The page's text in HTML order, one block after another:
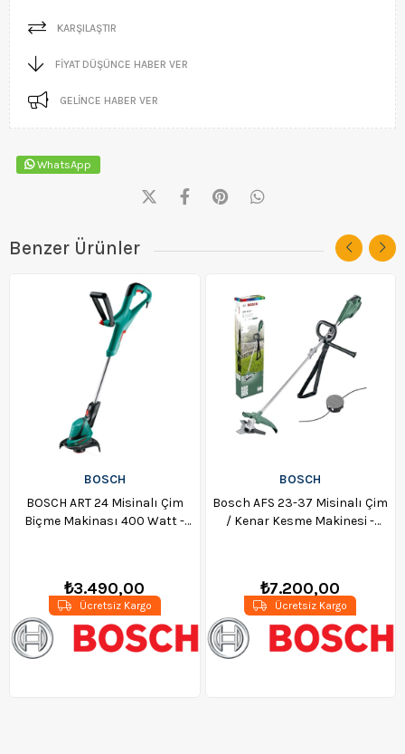
KARŞILAŞTIR
FIYAT DÜŞÜNCE HABER VER
GELINCE HABER VER
WhatsApp
Benzer Ürünler
BOSCH
BOSCH ART 24 Misinalı Çim
Biçme Makinası 400 Watt -
₺3.490,00
Ücretsiz Kargo
BOSCH
Bosch AFS 23-37 Misinalı Çim
/ Kenar Kesme Makinesi -
₺7.200,00
Ücretsiz Kargo